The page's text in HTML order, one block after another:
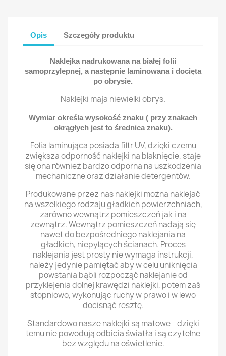
Opis Szczegóły produktu
Naklejka nadrukowana na białej folii
samoprzylepnej, a następnie laminowana i docięta
po obrysie.
Naklejki maja niewielki obrys.
Wymiar określa wysokość znaku ( przy znakach
okrągłych jest to średnica znaku).
Folia laminująca posiada filtr UV, dzięki czemu
zwiększa odporność naklejki na blaknięcie, staje
się ona również bardzo odporna na uszkodzenia
mechaniczne oraz działanie detergentów.
Produkowane przez nas naklejki można naklejać
na wszelkiego rodzaju gładkich powierzchniach,
zarówno wewnątrz pomieszczeń jak i na
zewnątrz. Wewnątrz pomieszczeń nadają się
nawet do bezpośredniego naklejania na
gładkich, niepylących ścianach. Proces
naklejania jest prosty nie wymaga instrukcji,
należy jedynie pamiętać aby w celu uniknięcia
powstania bąbli rozpocząć naklejanie od
przyklejenia dolnej krawędzi naklejki, potem zaś
stopniowo, wykonując ruchy w prawo i w lewo
docisnąć resztę.
Standardowo nasze naklejki są matowe - dzięki
temu nie powodują odbicia światła i są czytelne
bez względu na oświetlenie.